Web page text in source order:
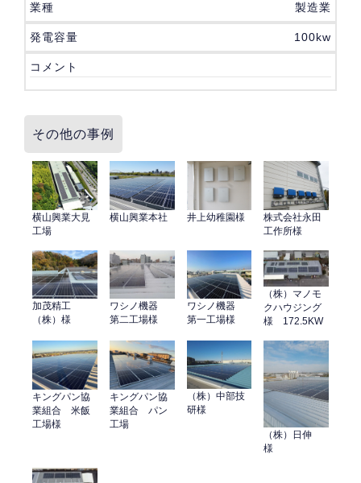
業種 製造業
発電容量 100kw
コメント
その他の事例
横山興業大見
工場
横山興業本社 井上幼稚園様
株式会社永田
工作所様
加茂精工
（株）様
ワシノ機器
第二工場様
ワシノ機器
第一工場様
（株）マノモ
クハウジング
様 172.5KW
キングパン協
業組合 米飯
工場様
キングパン協
業組合 パン
工場
（株）中部技
研様
（株）日伸
様